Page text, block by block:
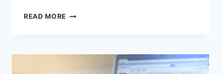
READ MORE 【IPAD
メ